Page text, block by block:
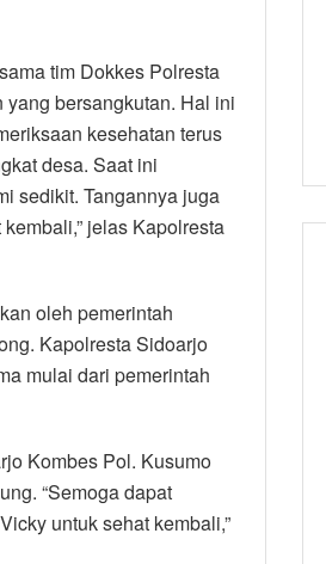
tim Dokkes Polresta
bersangkutan. Hal ini
kesehatan terus
desa. Saat ini
sedikit. Tangannya juga
jelas Kapolresta
oleh pemerintah
Kapolresta Sidoarjo
mulai dari pemerintah
Kombes Pol. Kusumo
“Semoga dapat
untuk sehat kembali,”